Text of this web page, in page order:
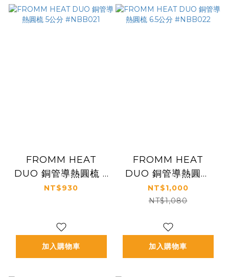
FROMM HEAT
DUO 銅管導熱圓梳 5
公分 #NBB021
NT$930
加入購物車
FROMM HEAT
DUO 銅管導熱圓梳
6.5公分 #NBB022
NT$1,000
NT$1,080
加入購物車